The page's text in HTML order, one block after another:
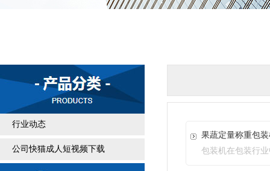
果蔬定量称重包装
包装机在包装行业
行业动态
公司快猫成人短视频下载